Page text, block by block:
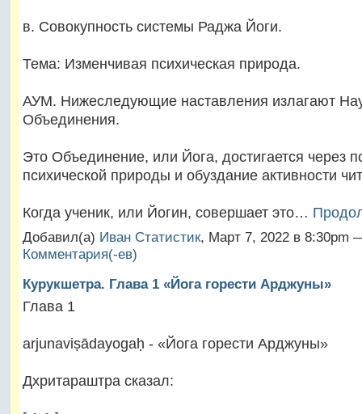
в. Совокупность системы Раджа Йоги.
Тема: Изменчивая психическая природа.
АУМ. Нижеследующие наставления излагают
Объединения.
Это Объединение, или Йога, достигается через
психической природы и обуздание активности
Когда ученик, или Йогин, совершает это…
Добавил(а) Иван Статистик, Март 7, 2022 в 8:30pm
Комментария(-ев)
Курукшетра. Глава 1 «Йога горести Арджуны»
Глава 1
arjunaviṣādayogaḥ - «Йога горести Арджуны»
Дхритараштра сказал: